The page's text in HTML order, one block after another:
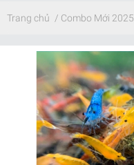
Trang chủ / Combo Mới 2025